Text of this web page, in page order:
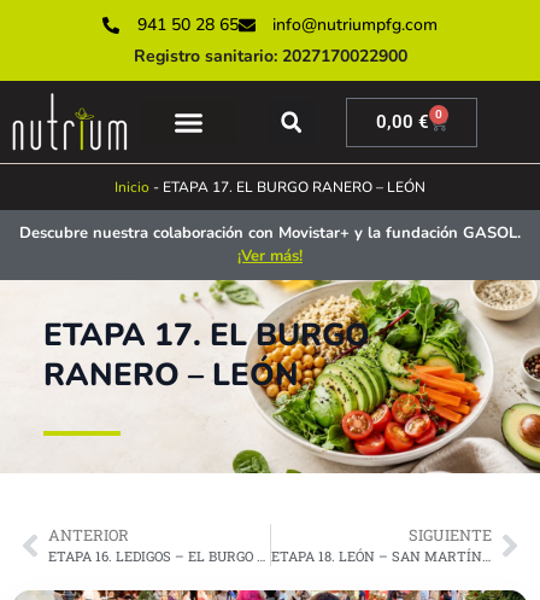
941 50 28 65
info@nutriumpfg.com
Registro sanitario: 2027170022900
0,00 € 0
Inicio - ETAPA 17. EL BURGO RANERO – LEÓN
Descubre nuestra colaboración con Movistar+ y la fundación GASOL.
¡Ver más!
ETAPA 17. EL BURGO
RANERO – LEÓN
ANTERIOR
ETAPA 16. LEDIGOS – EL BURGO RANERO
SIGUIENTE
ETAPA 18. LEÓN – SAN MARTÍN DEL CAMINO